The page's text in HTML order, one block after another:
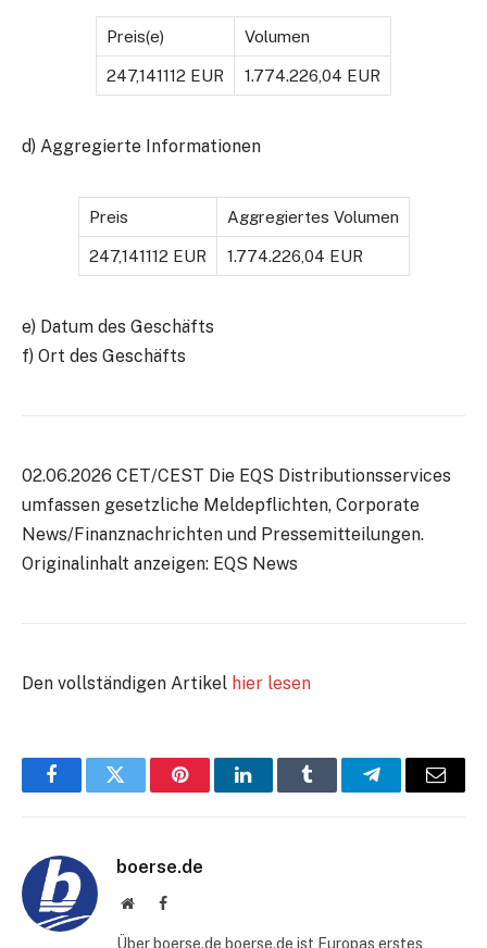
Preis(e) Volumen
247,141112 EUR 1.774.226,04 EUR
d) Aggregierte Informationen
Preis Aggregiertes Volumen
247,141112 EUR 1.774.226,04 EUR
e) Datum des Geschäfts
f) Ort des Geschäfts
02.06.2026 CET/CEST Die EQS Distributionsservices
umfassen gesetzliche Meldepflichten, Corporate
News/Finanznachrichten und Pressemitteilungen.
Originalinhalt anzeigen: EQS News
Den vollständigen Artikel hier lesen
FacebookTwitter PinterestLinkedInTumblr TelegramE-
boerse.de
WebsiteFacebook
Über boerse.de boerse.de ist Europas erstes